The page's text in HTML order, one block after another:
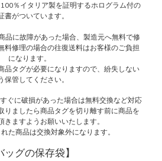
％イタリア製を証明するホログラム付の
書がついています。
品に故障があった場合、製造元へ無料で修
料修理の場合の往復送料はお客様のご負担
になります。
タグが必要になりますので、紛失しない
保管してください。
ぐに破損があった場合は無料交換など対応
りましたら商品タグを切り離す前に商品を
きますようお願いいたします。
た商品は交換対象外になります。
ッグの保存袋】